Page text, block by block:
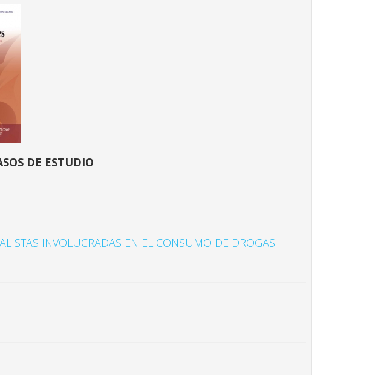
DE ESTUDIO
INVOLUCRADAS EN EL CONSUMO DE DROGAS